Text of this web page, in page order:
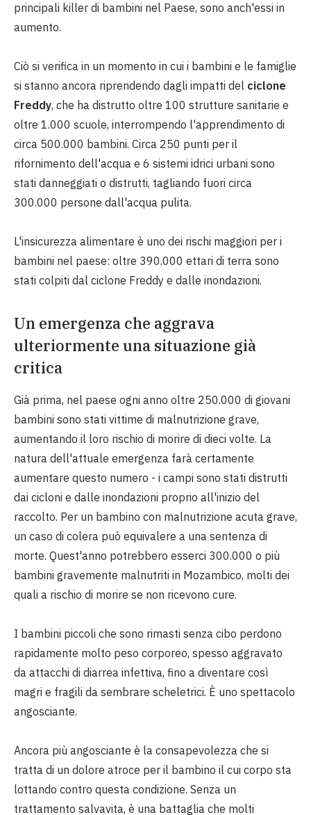
principali killer di bambini nel Paese, sono anch'essi in
aumento.
Ciò si verifica in un momento in cui i bambini e le famiglie
si stanno ancora riprendendo dagli impatti del ciclone
Freddy, che ha distrutto oltre 100 strutture sanitarie e
oltre 1.000 scuole, interrompendo l'apprendimento di
circa 500.000 bambini. Circa 250 punti per il
rifornimento dell'acqua e 6 sistemi idrici urbani sono
stati danneggiati o distrutti, tagliando fuori circa
300.000 persone dall'acqua pulita.
L'insicurezza alimentare è uno dei rischi maggiori per i
bambini nel paese: oltre 390.000 ettari di terra sono
stati colpiti dal ciclone Freddy e dalle inondazioni.
Un emergenza che aggrava
ulteriormente una situazione già
critica
Già prima, nel paese ogni anno oltre 250.000 di giovani
bambini sono stati vittime di malnutrizione grave,
aumentando il loro rischio di morire di dieci volte. La
natura dell'attuale emergenza farà certamente
aumentare questo numero - i campi sono stati distrutti
dai cicloni e dalle inondazioni proprio all'inizio del
raccolto. Per un bambino con malnutrizione acuta grave,
un caso di colera può equivalere a una sentenza di
morte. Quest'anno potrebbero esserci 300.000 o più
bambini gravemente malnutriti in Mozambico, molti dei
quali a rischio di morire se non ricevono cure.
I bambini piccoli che sono rimasti senza cibo perdono
rapidamente molto peso corporeo, spesso aggravato
da attacchi di diarrea infettiva, fino a diventare così
magri e fragili da sembrare scheletrici. È uno spettacolo
angosciante.
Ancora più angosciante è la consapevolezza che si
tratta di un dolore atroce per il bambino il cui corpo sta
lottando contro questa condizione. Senza un
trattamento salvavita, è una battaglia che molti